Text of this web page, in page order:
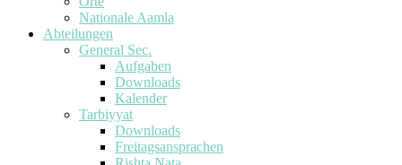
Nationale Aamla
Abteilungen
General Sec.
Aufgaben
Downloads
Kalender
Tarbiyyat
Downloads
Freitagsansprachen